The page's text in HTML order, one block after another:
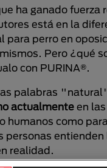
ha ganado fuerza
está en la
para perro en
Pero ¿qué
con PURINA®.
palabras
actualmente en
humanos como
personas entienden
realidad.